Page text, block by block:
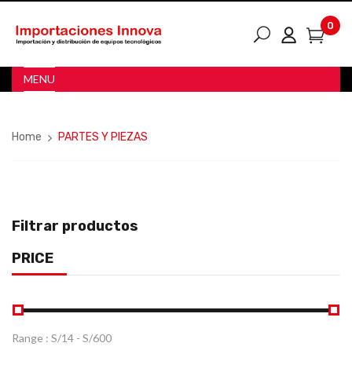
0
MENU
Home PARTES Y PIEZAS
Filtrar productos
PRICE
Range : S/14 - S/600